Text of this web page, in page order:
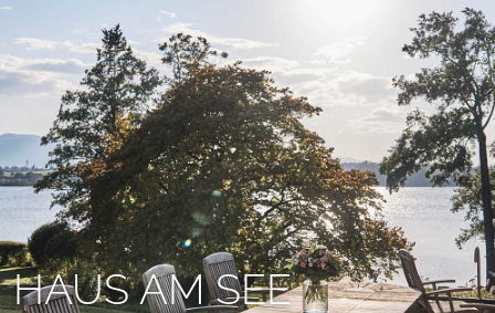
HAUS AM SEE